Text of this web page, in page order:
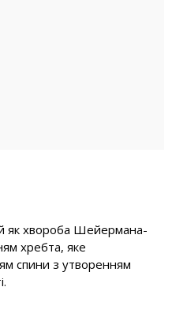
як хвороба Шейермана-
хребта, яке
спини з утворенням